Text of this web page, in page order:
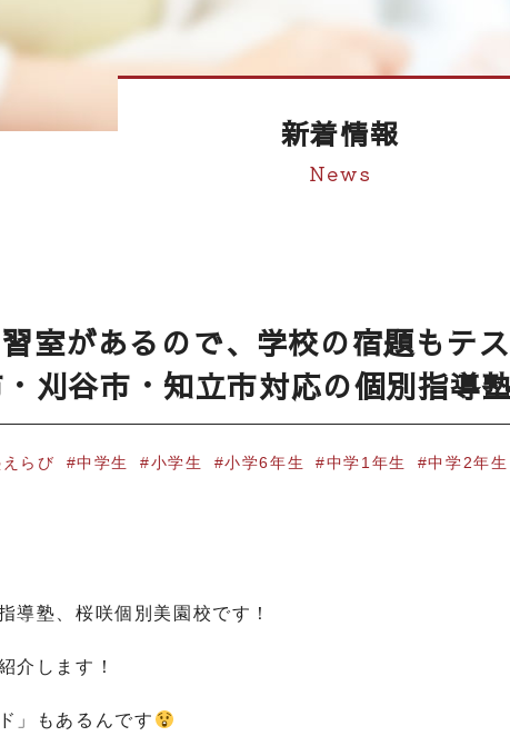
新着情報
News
習室があるので、学校の宿題もテ
・刈谷市・知立市対応の個別指導塾
らび 中学生 小学生 小学6年生 中学1年生 中学2年生
導塾、桜咲個別美園校です！
介します！
」もあるんです